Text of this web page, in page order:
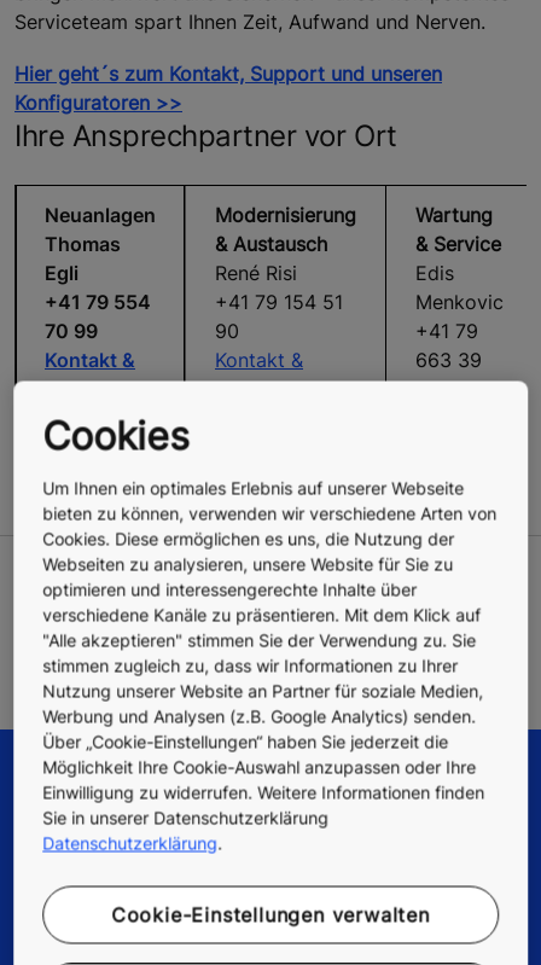
Serviceteam spart Ihnen Zeit, Aufwand und Nerven.
Hier geht´s zum Kontakt, Support und unseren
Konfiguratoren >>
Ihre Ansprechpartner vor Ort
Neuanlagen
Thomas
Egli
+41 79 554
70 99
Kontakt &
Support
Modernisierung
& Austausch
René Risi
+41 79 154 51
90
Kontakt &
Support
Wartung
& Service
Edis
Menkovic
+41 79
663 39
26
Alle KONE Schweiz Standorte und Regionen mit
Ansprechpartner-Kontaktdaten
Quick Links
Cookies
Um Ihnen ein optimales Erlebnis auf unserer Webseite
bieten zu können, verwenden wir verschiedene Arten von
Cookies. Diese ermöglichen es uns, die Nutzung der
Webseiten zu analysieren, unsere Website für Sie zu
optimieren und interessengerechte Inhalte über
verschiedene Kanäle zu präsentieren. Mit dem Klick auf
"Alle akzeptieren" stimmen Sie der Verwendung zu. Sie
stimmen zugleich zu, dass wir Informationen zu Ihrer
Nutzung unserer Website an Partner für soziale Medien,
Werbung und Analysen (z.B. Google Analytics) senden.
Über „Cookie-Einstellungen“ haben Sie jederzeit die
Möglichkeit Ihre Cookie-Auswahl anzupassen oder Ihre
Einwilligung zu widerrufen. Weitere Informationen finden
Sie in unserer Datenschutzerklärung
Datenschutzerklärung.
Cookie-Einstellungen verwalten